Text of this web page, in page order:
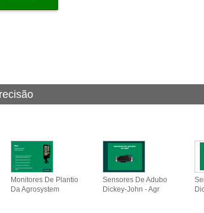
Monitores De Plantio
Da Agrosystem
Sensores De Adubo
Dickey-John - Agr